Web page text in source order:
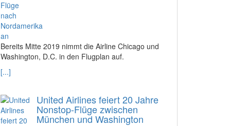
Bereits Mitte 2019 nimmt die Airline Chicago und
Washington, D.C. in den Flugplan auf.
[...]
United Airlines feiert 20 Jahre
Nonstop-Flüge zwischen
München und Washington